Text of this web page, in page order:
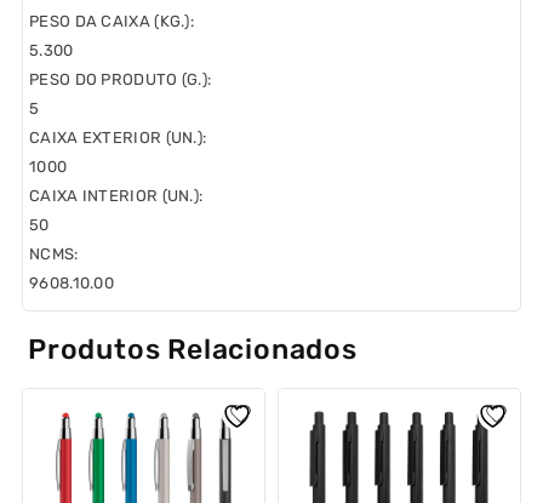
PESO DA CAIXA (KG.):
5.300
PESO DO PRODUTO (G.):
5
CAIXA EXTERIOR (UN.):
1000
CAIXA INTERIOR (UN.):
50
NCMS:
9608.10.00
Produtos Relacionados